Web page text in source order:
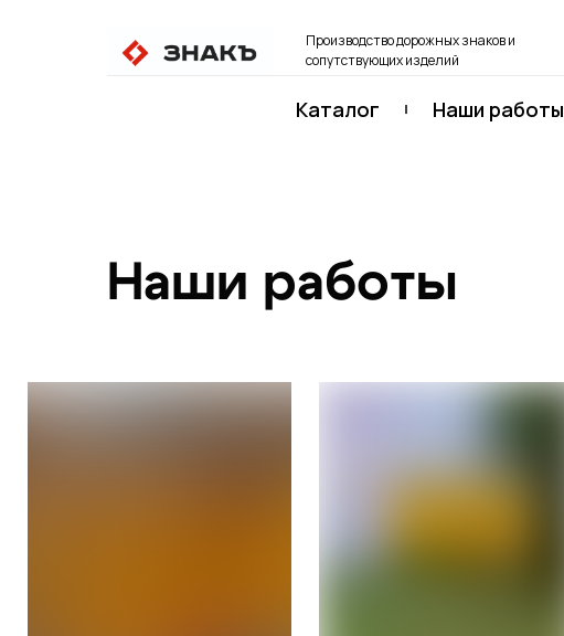
Производство дорожных знаков и
сопутствующих изделий
Каталог Наши работы
Наши работы